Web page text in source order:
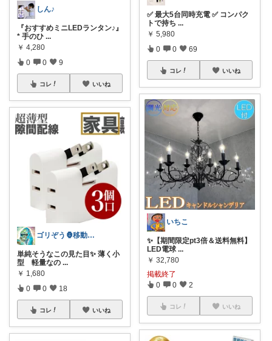
しん♪
『おすすめミニLEDランタン♪』
* 手のひ ...
￥ 4,280
0 0 9
コレ いいね
ゴリぞう🦍移動多・数ヶ月お休🙏御礼↓
単純そうなこの見た目✨ 薄く小
型 軽量なの ...
￥ 1,680
0 0 18
コレ いいね
✅ 最大5台同時充電 ✅ コンパク
トで持ち ...
￥ 5,980
0 0 69
コレ いいね
いちこ
✨【期間限定pt3倍＆送料無料】
LED電球 ...
￥ 32,780
掲載終了
0 0 2
コレ いいね